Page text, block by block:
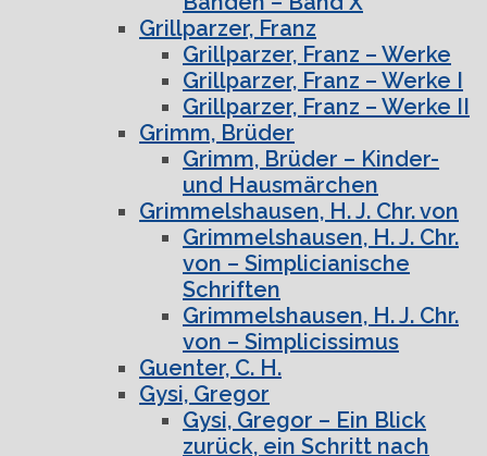
Grillparzer, Franz
Grillparzer, Franz – Werke
Grillparzer, Franz – Werke I
Grillparzer, Franz – Werke II
Grimm, Brüder
Grimm, Brüder – Kinder-
und Hausmärchen
Grimmelshausen, H. J. Chr. von
Grimmelshausen, H. J. Chr.
von – Simplicianische
Schriften
Grimmelshausen, H. J. Chr.
von – Simplicissimus
Guenter, C. H.
Gysi, Gregor
Gysi, Gregor – Ein Blick
zurück, ein Schritt nach